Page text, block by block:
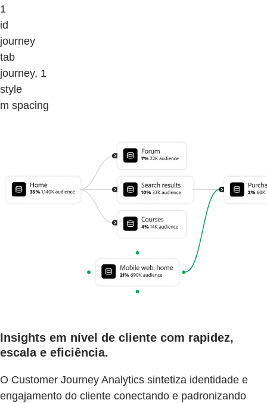
1
id
journey
tab
journey, 1
style
m spacing
Insights em nível de cliente com rapidez,
escala e eficiência.
O Customer Journey Analytics sintetiza identidade e
engajamento do cliente conectando e padronizando